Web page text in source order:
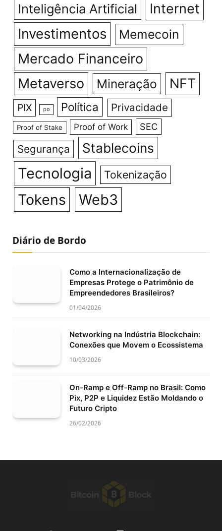
Inteligência Artificial Internet
Investimentos Memecoin
Mercado Financeiro
Metaverso
Mineração NFT
PIX po Política Privacidade
Proof of Stake Proof of Work SEC
Segurança Stablecoins
Tecnologia Tokenização
Tokens Web3
Diário de Bordo
Como a Internacionalização de
Empresas Protege o Patrimônio de
Empreendedores Brasileiros?
01/04/2026
Networking na Indústria Blockchain:
Conexões que Movem o Ecossistema
10/03/2026
On-Ramp e Off-Ramp no Brasil: Como
Pix, P2P e Liquidez Estão Moldando o
Futuro Cripto
26/02/2026